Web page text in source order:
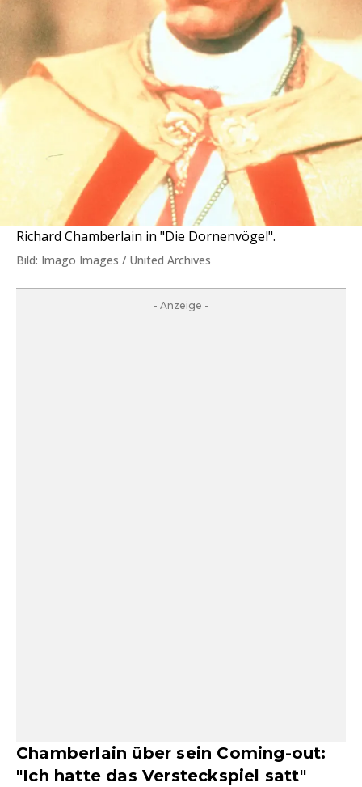
Richard Chamberlain in "Die Dornenvögel".
Bild: Imago Images / United Archives
- Anzeige -
Chamberlain über sein Coming-out:
"Ich hatte das Versteckspiel satt"